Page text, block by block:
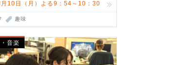
10日（月）よる9：54～10：30
趣味
音楽